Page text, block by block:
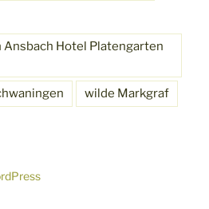
Hotel Platengarten
wilde Markgraf